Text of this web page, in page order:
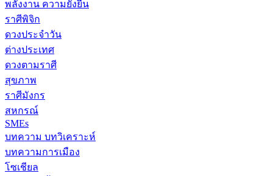
พลังงาน ความยั่งยืน
ราศีพิจิก
ดวงประจำวัน
ต่างประเทศ
ดวงตามราศี
สุขภาพ
ราศีมังกร
สหกรณ์
SMEs
บทความ บทวิเคราะห์
บทความการเมือง
โซเชียล